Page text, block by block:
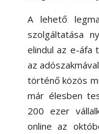
A lehető
szolgáltatása
elindul az e-áfa
az
történő közös
már élesben
200 ezer
online az